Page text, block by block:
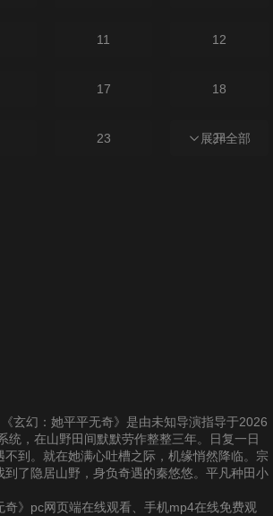
11 12
17 18
23 24
59 60
65 66
展开全部
玄幻：她平平无奇》是由未知导演指导于2026
，在山野田间默默劳作整整三年。日复一日
到。就在她满心吐槽之际，机缘悄然降临。宗
了隐居山野，身负奇遇的秦悠悠。平凡种田小
》pc网页端在线观看、手机mp4在线免费观